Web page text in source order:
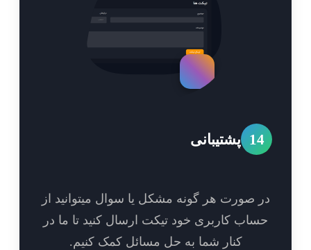
پشتیبانی
صورت هر گونه مشکل یا سوال میتوانید از
کاربری خود تیکت ارسال کنید تا ما در
کنار شما به حل مسائل کمک کنیم.